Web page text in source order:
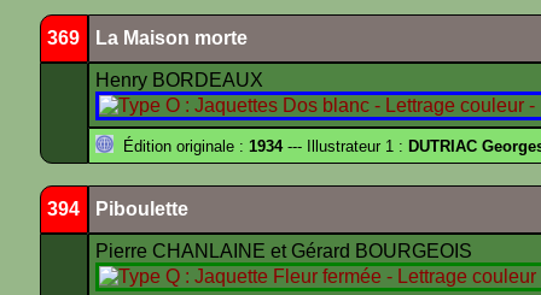
369 La Maison morte
Henry BORDEAUX
Édition originale : 1934--- Illustrateur 1 : DUTRIAC
394 Piboulette
Pierre CHANLAINE et Gérard BOURGEOIS